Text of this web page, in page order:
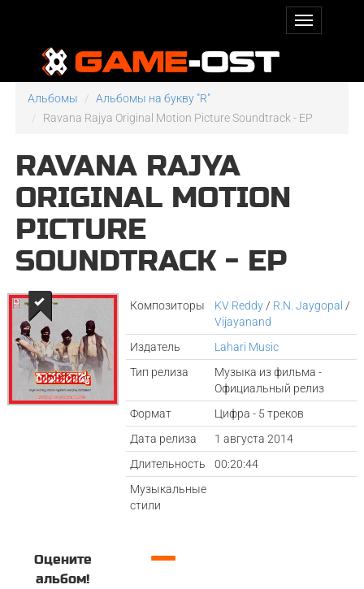
Альбомы
Альбомы на букву "R"
Ravana Rajya Original Motion Picture Soundtrack - EP
RAVANA RAJYA
ORIGINAL MOTION
PICTURE
SOUNDTRACK - EP
Композиторы KV Reddy / R.N. Jaygopal /
Vijayanand
Издатель
Lahari Music
Тип релиза
Музыка из фильма -
Официальный релиз
Формат
Цифра - 5 треков
Дата релиза
1 августа 2014
Длительность
00:20:44
Музыкальные
стили
Оцените
альбом!
—